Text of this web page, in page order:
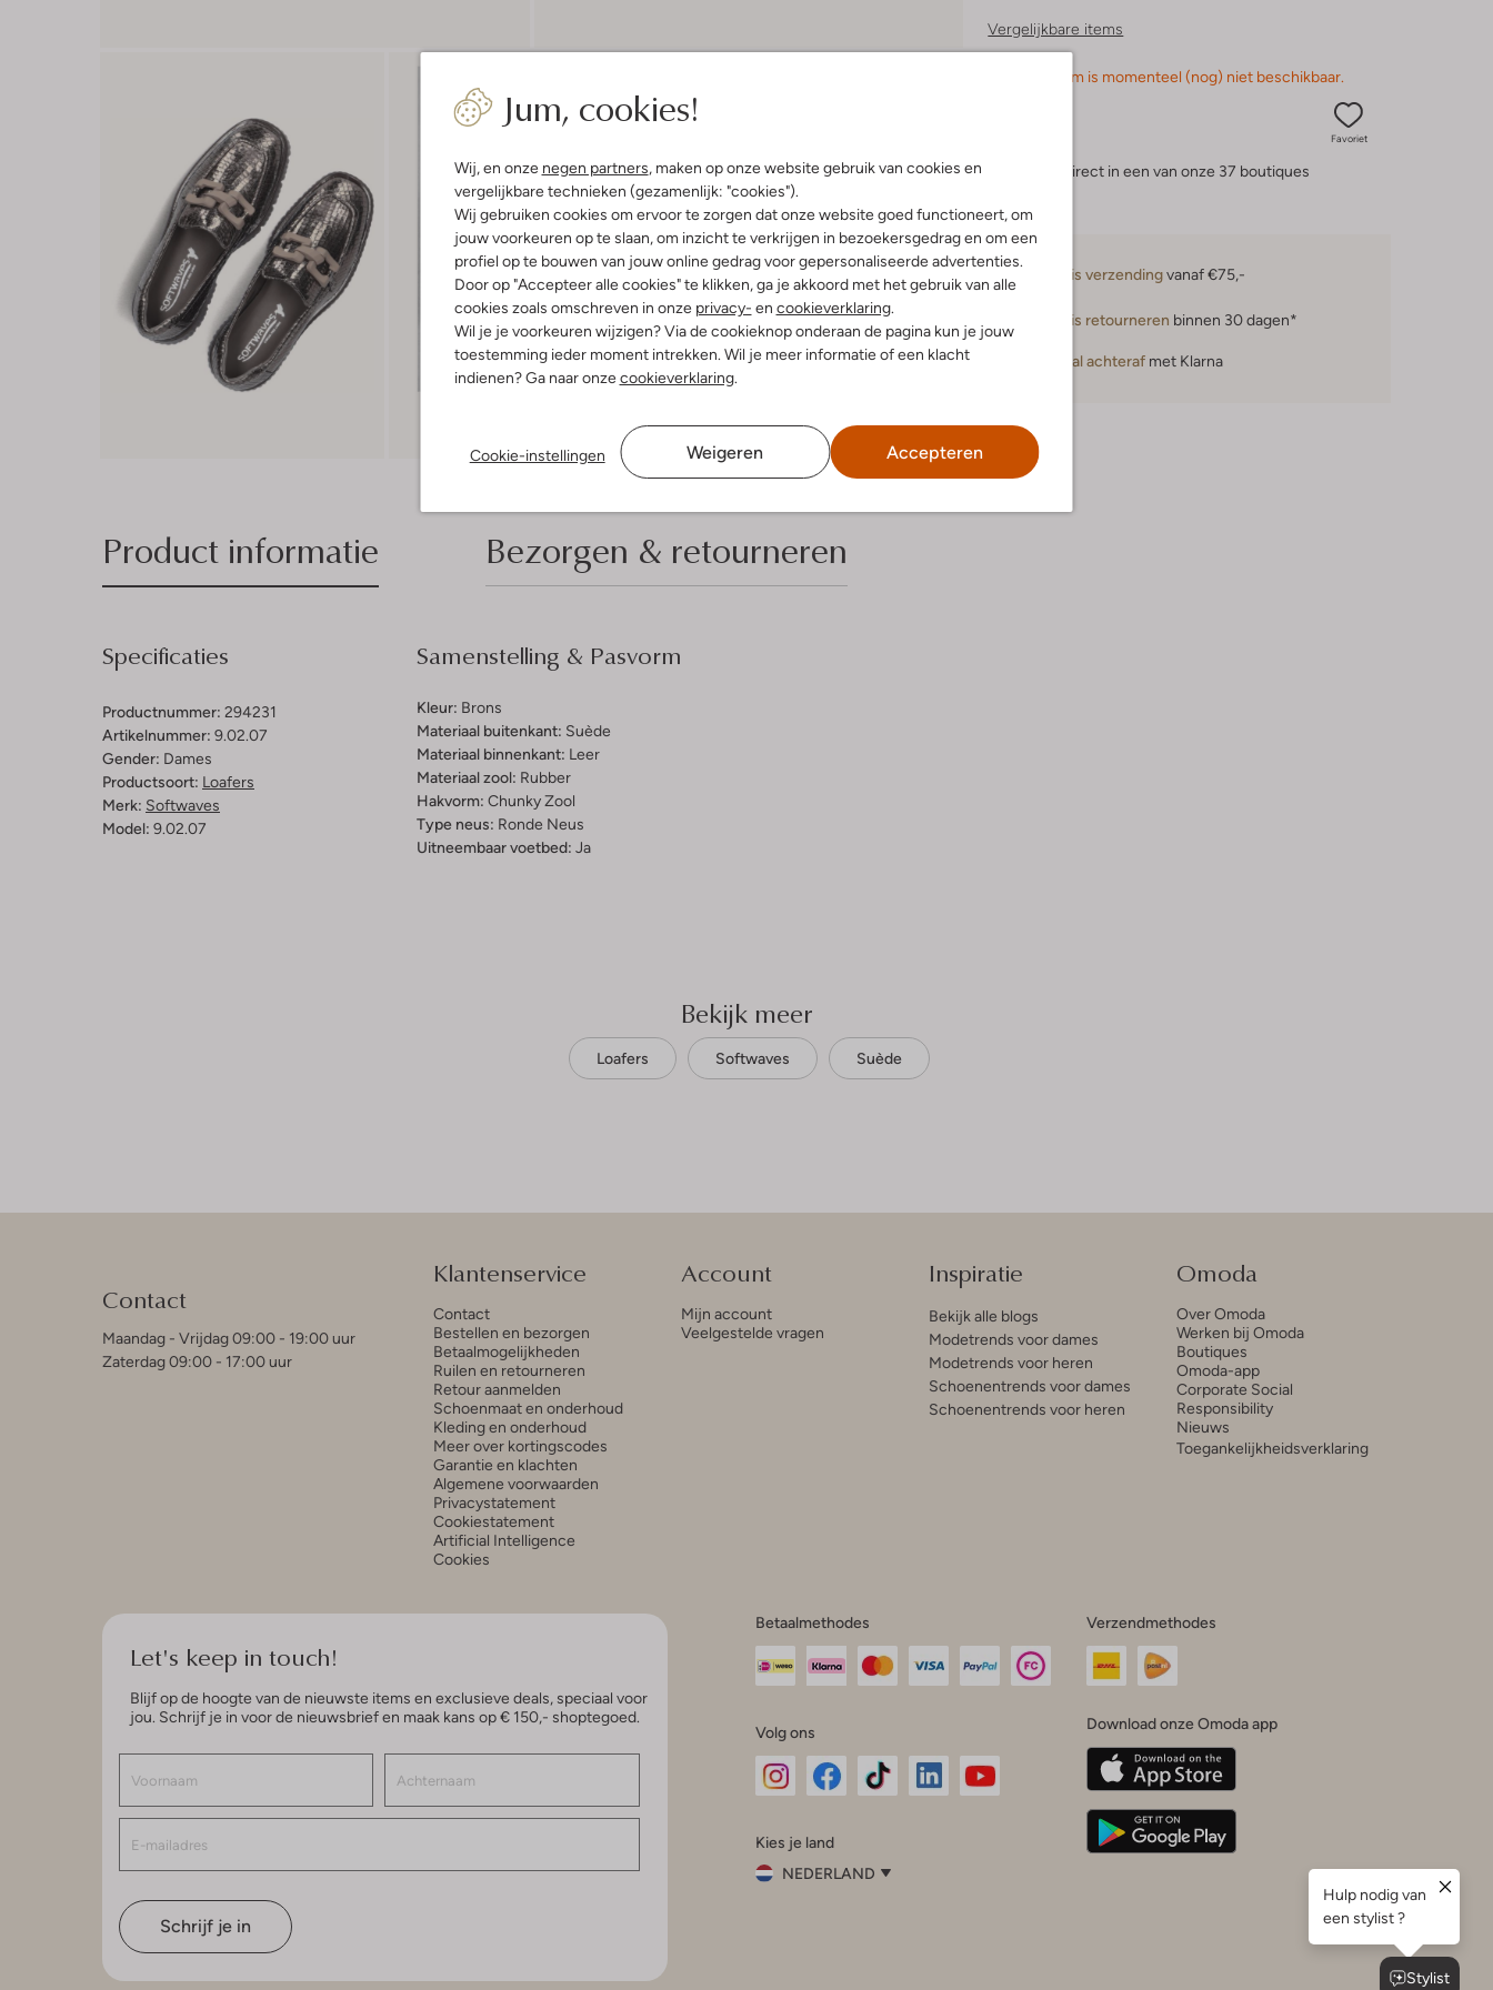
Jum, cookies!
Wij, en onze negen partners, maken op onze website gebruik van cookies en
vergelijkbare technieken (gezamenlijk: "cookies").
Wij gebruiken cookies om ervoor te zorgen dat onze website goed functioneert, om
jouw voorkeuren op te slaan, om inzicht te verkrijgen in bezoekersgedrag en om een
profiel op te bouwen van jouw online gedrag voor gepersonaliseerde advertenties.
Door op "Accepteer alle cookies" te klikken, ga je akkoord met het gebruik van alle
cookies zoals omschreven in onze privacy- en cookieverklaring.
Wil je je voorkeuren wijzigen? Via de cookieknop onderaan de pagina kun je jouw
toestemming ieder moment intrekken. Wil je meer informatie of een klacht
indienen? Ga naar onzecookieverklaring.
Cookie-instellingen Weigeren Accepteren
Vergelijkbare items
Sorry, dit item is momenteel (nog) niet beschikbaar.
Favoriet
Reserveer direct in een van onze 37 boutiques
Gratis verzendingvanaf €75,-
Gratis retourneren binnen 30 dagen*
Betaal achteraf met Klarna
Product informatie Bezorgen & retourneren
Specificaties
Productnummer: 294231
Artikelnummer: 9.02.07
Gender: Dames
Productsoort: Loafers
Merk: Softwaves
Model: 9.02.07
Samenstelling & Pasvorm
Kleur: Brons
Materiaal buitenkant: Suède
Materiaal binnenkant: Leer
Materiaal zool: Rubber
Hakvorm: Chunky Zool
Type neus: Ronde Neus
Uitneembaar voetbed: Ja
Bekijk meer
Loafers Softwaves Suède
Contact
Maandag - Vrijdag 09:00 - 19:00 uur
Zaterdag 09:00 - 17:00 uur
Klantenservice
Contact
Bestellen en bezorgen
Betaalmogelijkheden
Ruilen en retourneren
Retour aanmelden
Schoenmaat en onderhoud
Kleding en onderhoud
Meer over kortingscodes
Garantie en klachten
Algemene voorwaarden
Privacystatement
Cookiestatement
Artificial Intelligence
Cookies
Account
Mijn account
Veelgestelde vragen
Inspiratie
Bekijk alle blogs
Modetrends voor dames
Modetrends voor heren
Schoenentrends voor dames
Schoenentrends voor heren
Omoda
Over Omoda
Werken bij Omoda
Boutiques
Omoda-app
Corporate Social
Responsibility
Nieuws
Toegankelijkheidsverklaring
Let's keep in touch!
Blijf op de hoogte van de nieuwste items en exclusieve deals, speciaal voor
jou. Schrijf je in voor de nieuwsbrief en maak kans op € 150,- shoptegoed.
Schrijf je in
Betaalmethodes
Volg ons
InstagramFacebook
Kies je land
NEDERLAND
Verzendmethodes
Download onze Omoda app